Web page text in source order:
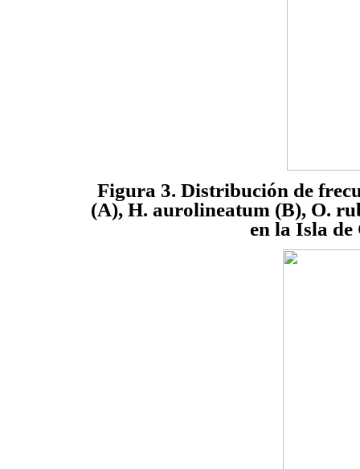
Figura 3. Distribución de
(A), H. aurolineatum (B), O.
en la Isla de